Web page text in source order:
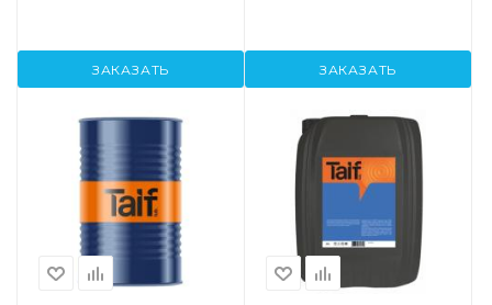
ЗАКАЗАТЬ ЗАКАЗАТЬ